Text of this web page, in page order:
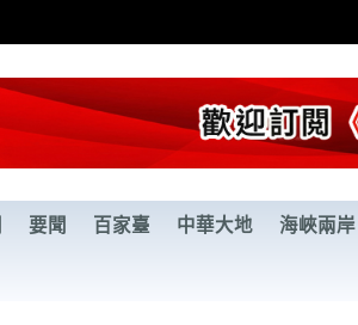
要聞 百家臺 中華大地 海峽兩岸